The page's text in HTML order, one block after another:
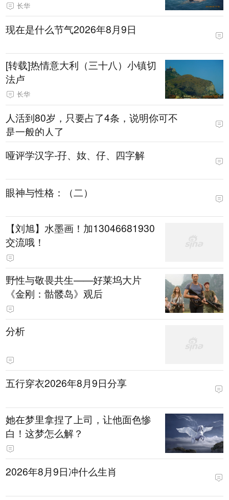
长华
现在是什么节气2026年8月9日
[转载]热情意大利（三十八）小镇切
法卢
长华
人活到80岁，只要占了4条，说明你可不
是一般的人了
哑评学汉字-孖、奻、仔、四字解
眼神与性格：（二）
【刘旭】水墨画！加13046681930
交流哦！
野性与敬畏共生——好莱坞大片
《金刚：骷髅岛》观后
分析
五行穿衣2026年8月9日分享
她在梦里拿捏了上司，让他面色惨
白！这梦怎么解？
2026年8月9日冲什么生肖